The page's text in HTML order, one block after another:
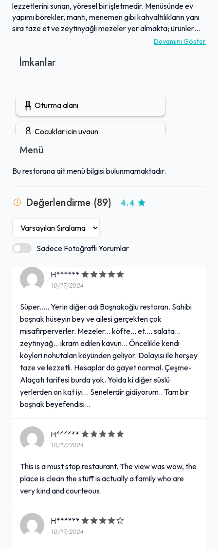
lezzetlerini sunan, yöresel bir işletmedir. Menüsünde ev
yapımı börekler, mantı, menemen gibi kahvaltılıkların yanı
sıra taze et ve zeytinyağlı mezeler yer almakta; ürünler
genellikle kendi köyleri Nohutalan'dan gelen taze ve doğal
Bey ve ailesi, misafirlerine sıcakkanlı ve güler yüzlü hizmet
turistik tarifelerden uzak, makul ve normal
fiyatlandırmasıyla hem yerel halkın hem de lezzetli ve
gerçekçi bir deneyim arayan ziyaretçilerin tercihi
Devamını Göster
İmkanlar
Oturma alanı
Çocuklar için uygun
Şarap servisi
Rezervasyon yapılabilir
Tuvalet mevcut
+ Daha Fazla (6)
Menü
Bu restorana ait menü bilgisi bulunmamaktadır.
Değerlendirme (89) 4.4
Sadece Fotoğraflı Yorumlar
H******
10/17/2024
Süper..... Yerin diğer adı Boşnakoğlu restoran. Sahibi
boşnak hüseyin bey ve ailesi gerçekten çok
misafirperverler. Mezeler... köfte... et.... salata...
zeytinyağ... ıkram edilen kavun... Öncelikle kendi
köyleri nohutalan köyünden geliyor. Dolayısı ile herşey
taze ve lezzetli. Hesaplar da gayet normal. Çeşme-
Alaçatı tarifesi burda yok. Yolda ki diğer süslü
yerlerden on kat iyi... Senelerdir gidiyorum.. Tam bir
boşnak beyefendisi...
H******
10/17/2024
This is a must stop restaurant. The view was wow, the
place is clean the stuff is actually a family who are
very kind and courteous.
H******
10/17/2024